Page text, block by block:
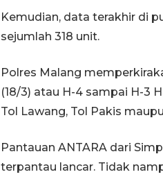
Kemudian, data terakhir di
sejumlah 318 unit.
Polres Malang
(18/3) atau H-4 sampai H-3
Tol Lawang, Tol Pakis
Pantauan ANTARA dari
terpantau lancar. Tidak